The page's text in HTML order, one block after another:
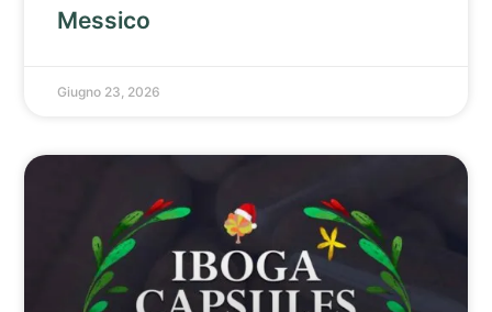
Messico
Giugno 23, 2026